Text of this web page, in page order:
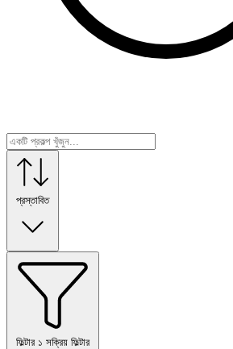
প্রস্তাবিত
ফিল্টার ১ সক্রিয় ফিল্টার